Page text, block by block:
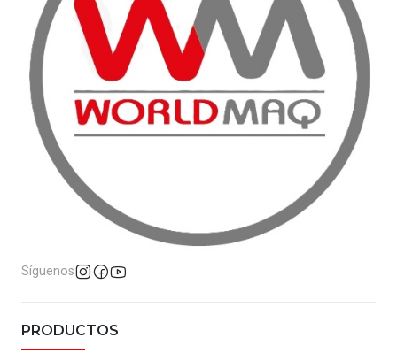
Síguenos
PRODUCTOS